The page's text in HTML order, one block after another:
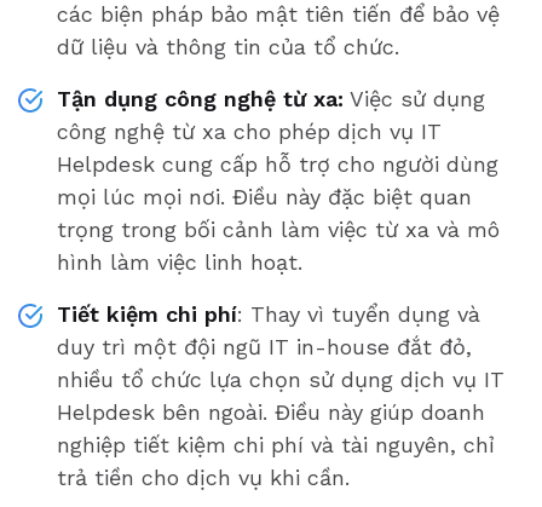
các biện pháp bảo mật tiên tiến để bảo vệ
dữ liệu và thông tin của tổ chức.
Tận dụng công nghệ từ xa: Việc sử dụng
công nghệ từ xa cho phép dịch vụ IT
Helpdesk cung cấp hỗ trợ cho người dùng
mọi lúc mọi nơi. Điều này đặc biệt quan
trọng trong bối cảnh làm việc từ xa và mô
hình làm việc linh hoạt.
Tiết kiệm chi phí: Thay vì tuyển dụng và
duy trì một đội ngũ IT in-house đắt đỏ,
nhiều tổ chức lựa chọn sử dụng dịch vụ IT
Helpdesk bên ngoài. Điều này giúp doanh
nghiệp tiết kiệm chi phí và tài nguyên, chỉ
trả tiền cho dịch vụ khi cần.